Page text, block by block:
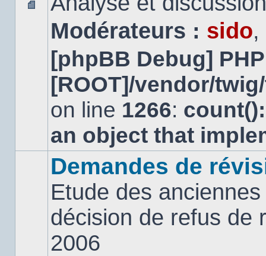
message
non
lu
Modérateurs : sido,
[phpBB Debug]
[ROOT]/vendor/
on line 1266:
an object that
Demandes de
Etude des
décision de refus de
2006